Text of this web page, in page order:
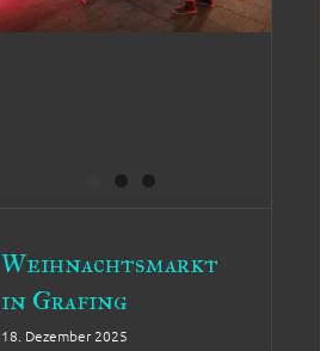
Weihnachtsmarkt
in Grafing
18. Dezember 2025